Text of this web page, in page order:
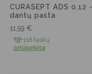
CURASEPT ADS 0,12 -
dantų pasta
11,59 €
+116 taškų
prisijunkite